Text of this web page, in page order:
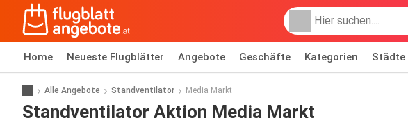
Home Neueste Flugblätter Angebote Geschäfte Kategorien Städte
Alle Angebote Standventilator Media Markt
Standventilator Aktion Media Markt